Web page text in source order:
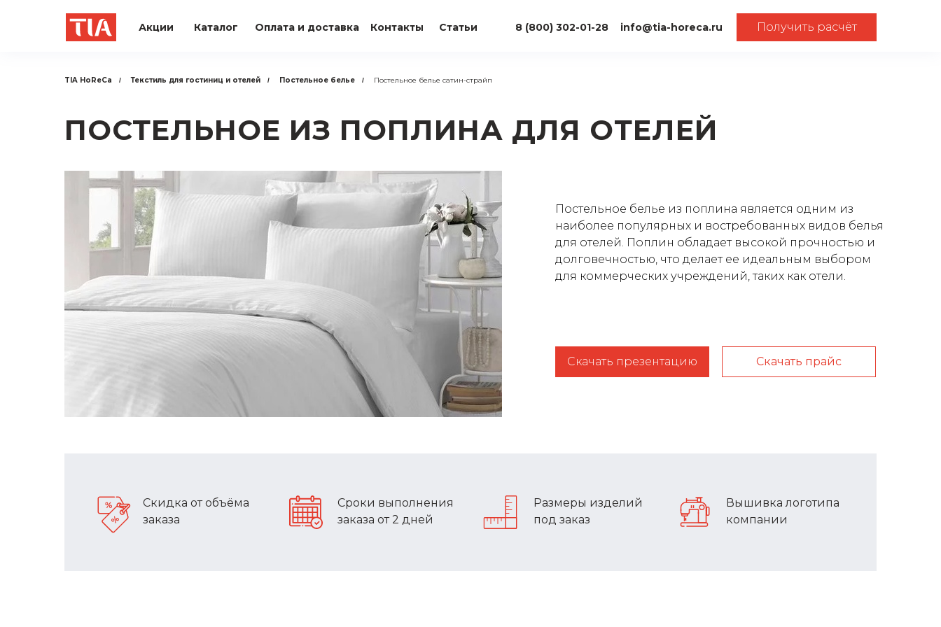
8 (800) 302-01-28
Каталог
Акции Контакты info@tia-horeca.ru Получить расчёт
Статьи
Оплата и доставка
TIA HoReCa / Текстиль для гостиниц и отелей / Постельное белье / Постельное белье сатин-страйп
ПОСТЕЛЬНОЕ ИЗ ПОПЛИНА ДЛЯ ОТЕЛЕЙ
Постельное белье из поплина является одним из
наиболее популярных и востребованных видов белья
для отелей. Поплин обладает высокой прочностью и
долговечностью, что делает ее идеальным выбором
для коммерческих учреждений, таких как отели.
Скачать презентацию Скачать прайс
Скидка от объёма
заказа
Сроки выполнения
заказа от 2 дней
Размеры изделий
под заказ
Вышивка логотипа
компании